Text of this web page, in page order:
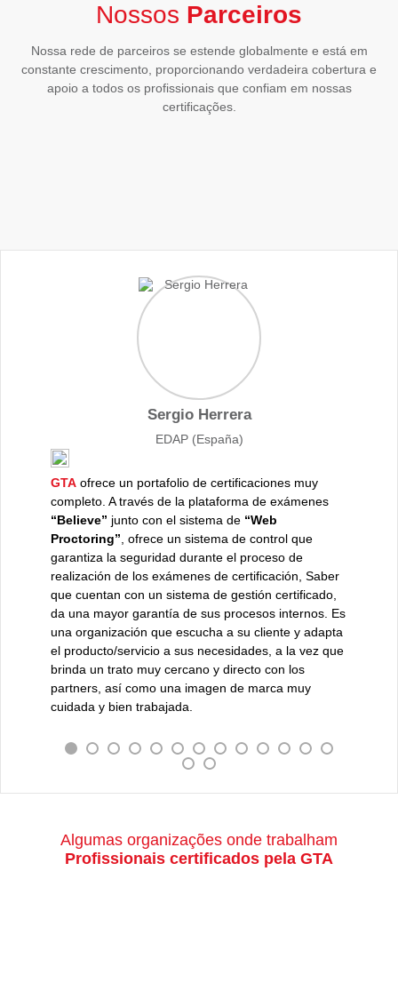
Nossos Parceiros
Nossa rede de parceiros se estende globalmente e está em
constante crescimento, proporcionando verdadeira cobertura e
apoio a todos os profissionais que confiam em nossas
certificações.
GTA ofrece un portafolio de certificaciones muy
completo. A través de la plataforma de exámenes
“Believe” junto con el sistema de “Web
Proctoring”, ofrece un sistema de control que
garantiza la seguridad durante el proceso de
realización de los exámenes de certificación, Saber
que cuentan con un sistema de gestión certificado,
da una mayor garantía de sus procesos internos. Es
una organización que escucha a su cliente y adapta
el producto/servicio a sus necesidades, a la vez que
brinda un trato muy cercano y directo con los
partners, así como una imagen de marca muy
cuidada y bien trabajada.
Sergio Herrera
EDAP (España)
Algumas organizações onde trabalham
Profissionais certificados pela GTA